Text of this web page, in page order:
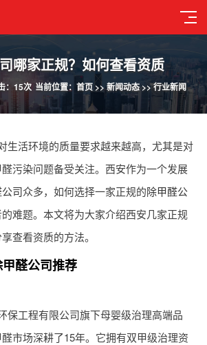
哪家正规？如何查看资质
当前位置： 首页>> 新闻动态>>行业新闻
：15次
生活环境的质量要求越来越高，尤其是对
污染问题备受关注。西安作为一个发展
司众多，如何选择一家正规的除甲醛公
难题。本文将为大家介绍西安几家正规
查看资质的方法。
醛公司推荐
保工程有限公司旗下母婴级治理高端品
市场深耕了15年。它拥有双甲级治理资